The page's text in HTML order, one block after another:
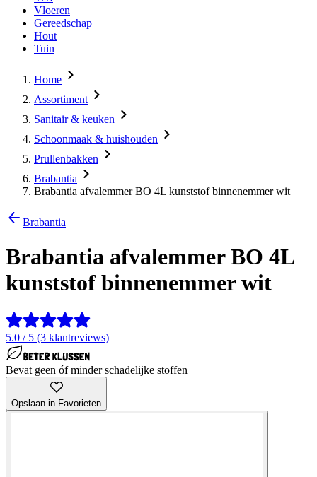
Vloeren
Gereedschap
Hout
Tuin
Home
Assortiment
Sanitair & keuken
Schoonmaak & huishouden
Prullenbakken
Brabantia
Brabantia afvalemmer BO 4L kunststof binnenemmer wit
Brabantia
Brabantia afvalemmer BO 4L
kunststof binnenemmer wit
5.0 / 5 (3 klantreviews)
Bevat geen óf minder schadelijke stoffen
Opslaan in Favorieten